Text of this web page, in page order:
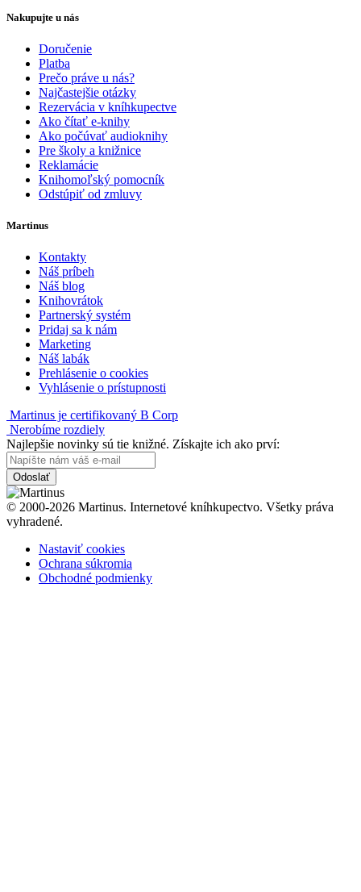
Nakupujte u nás
Doručenie
Platba
Prečo práve u nás?
Najčastejšie otázky
Rezervácia v kníhkupectve
Ako čítať e-knihy
Ako počúvať audioknihy
Pre školy a knižnice
Reklamácie
Knihomoľský pomocník
Odstúpiť od zmluvy
Martinus
Kontakty
Náš príbeh
Náš blog
Knihovrátok
Partnerský systém
Pridaj sa k nám
Marketing
Náš labák
Prehlásenie o cookies
Vyhlásenie o prístupnosti
Martinus je certifikovaný B Corp
Nerobíme rozdiely
Najlepšie novinky sú tie knižné. Získajte ich ako prví:
Odoslať
© 2000-2026 Martinus. Internetové kníhkupectvo. Všetky práva
vyhradené.
Nastaviť cookies
Ochrana súkromia
Obchodné podmienky